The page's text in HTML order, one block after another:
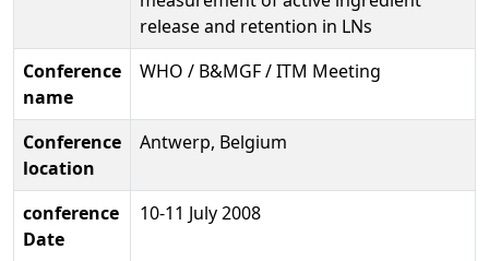
release and retention in LNs
Conference
name
WHO / B&MGF / ITM Meeting
Conference
location
Antwerp, Belgium
conference
Date
10-11 July 2008